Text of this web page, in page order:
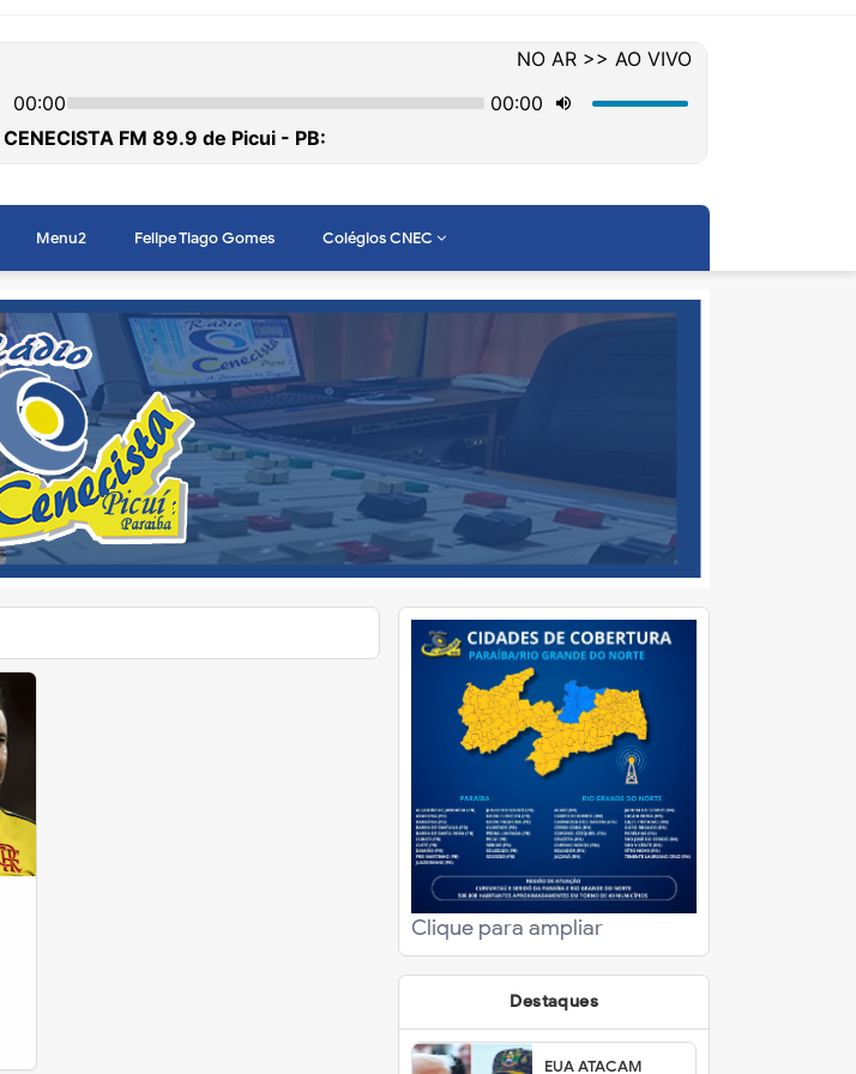
Menu2 Felipe Tiago Gomes Colégios CNEC
Clique para ampliar
Destaques
EUA ATACAM